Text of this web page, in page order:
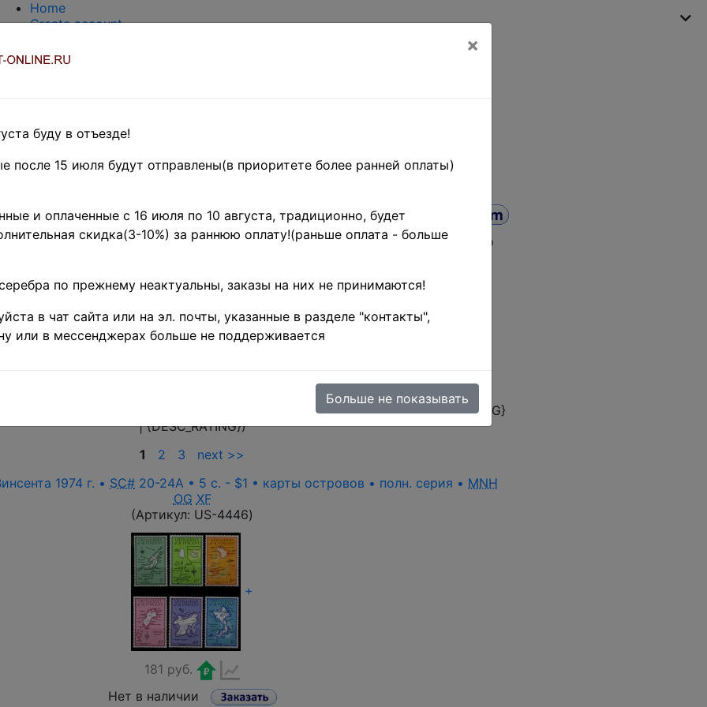
Home
Create account
About Collect-Online
Оценка и покупка
EASY SEARCH
BRITISH COMMONWEALTH
название товараПоиск цена от до
по изображению товара (тестовый режим)
), customer rating ({ASC_RATING}
| {DESC_RATING})
1
2 3
next >>
1974 г. • SC# 20-24A • 5 c. - $1 • карты островов • полн. серия • MNH
OG XF
(Артикул: US-4446)
+
181 руб.
Нет в наличии
×
буду в отъезде!
после 15 июля будут отправлены(в приоритете более ранней оплаты)
и оплаченные с 16 июля по 10 августа, традиционно, будет
скидка(3-10%) за раннюю оплату!(раньше оплата - больше
по прежнему неактуальны, заказы на них не принимаются!
в чат сайта или на эл. почты, указанные в разделе "контакты",
или в мессенджерах больше не поддерживается
Больше не показывать